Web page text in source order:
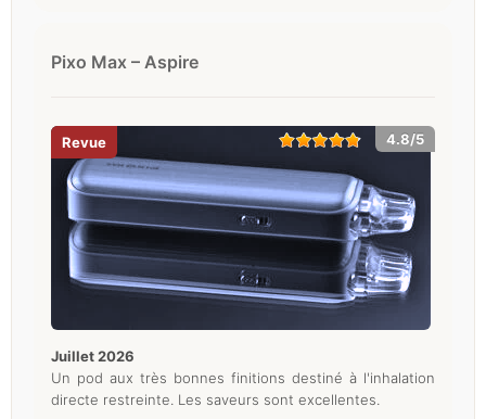
Pixo Max – Aspire
4.8/5
juillet 2026
Un pod aux très bonnes finitions destiné à l'inhalation
directe restreinte. Les saveurs sont excellentes.